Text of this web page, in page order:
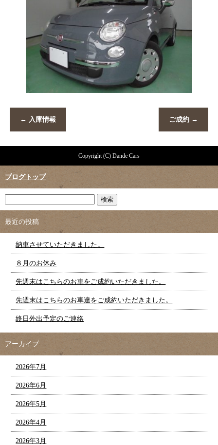
← 入庫情報 ご成約 →
Copyright (C) Dande Cars
ブログトップ
最近の投稿
納車させていただきました。
８月のお休み
先週末はこちらのお車をご成約いただきました。
先週末はこちらのお車達をご成約いただきました。
終日外出予定のご連絡
アーカイブ
2026年7月
2026年6月
2026年5月
2026年4月
2026年3月